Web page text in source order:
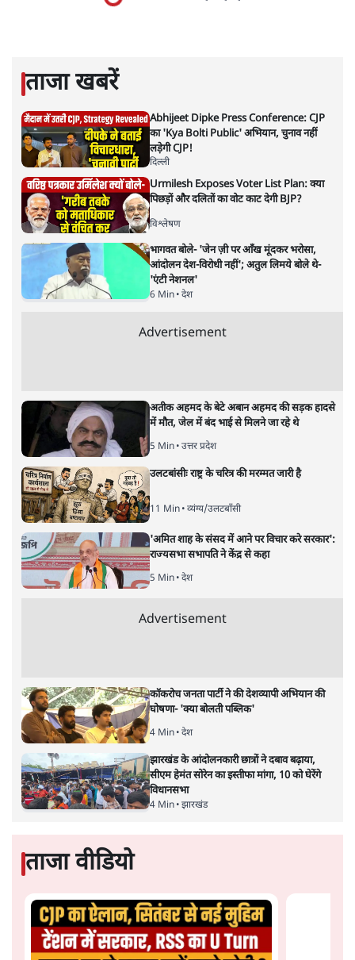
पंकज श्रीवास्तव
डॉ. पंकज श्रीवास्तव स्वतंत्र टिप्पणीकार हैं।
पंकज श्रीवास्तवकी और स्टोरी पढ़ें
विपक्ष को कमजोर समझने की ग़लती न
एन.के. सिंह
कुछ ही महीने पहले यही दोनों सदन थे, यही सभापति और स्पीकर थे
जब कम संख्या में और बंटे विपक्ष को बिल पास करने के दौरान बाहर
निकाल दिया जाता था। लेकिन अब भाजपा की डार-डार पर कांग्रेस का
पात-पात!
मर्मस्थल पर इतना करारा प्रहार करेंगे जिसे नरेंद्र मोदी और अमित
शाह जैसे “योद्धा” भी झेल नहीं पायेंगे। चुनाव परिणाम और
तज्जनित संसदीय केमिस्ट्री में बदलाव ने प्रधानमंत्री और गृहमंत्री
को ही नहीं स्पीकर को भी सकते में डाल दिया है। अब संसद में
पिछली संसद जैसी सत्ता-पक्ष की मनमानी का जवाब उससे ज्यादा
समेकित ऊँचे स्वर में विपक्ष दे रहा है।
एक सदन के सभापति तो “चेयर का अपमान किया जा रहा है” का
सदन थे, यही सभापति और स्पीकर थे जब कम संख्या में और बंटे
विपक्ष को बिल पास करने के दौरान बाहर निकाल दिया जाता था।
बैठ-ओओओ” की डांट अब पीठासीन अधिकारी देते भी हैं तो
पचासों विपक्षी एमपी “पहले उनको चुप कराओ“ के काउंटर से
उनकी निष्ठा पर प्रश्न-चिन्ह लगाते हैं। धीरे-धीरे विपक्ष को संसद में